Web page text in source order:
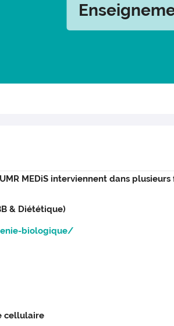
MEDiS interviennent dans
& Diététique)
biologique/
cellulaire